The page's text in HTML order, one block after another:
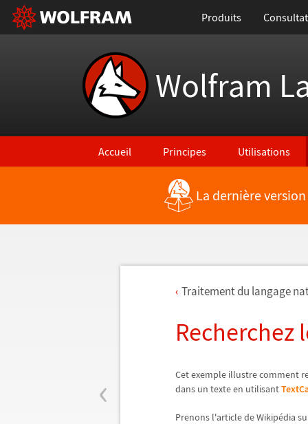
Produits
Wolfram
Accueil Principes Utilisations
La dernière
‹
Traitement du langage
Recherchez
Cet exemple illustre comment
dans un texte en utilisant
Prenons l'article de Wikipédia